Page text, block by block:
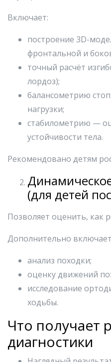
Включает:
построение 3D-
фронтальной и
точный расчёт
лордоз);
балансометрию
нагрузки;
стабилометрию —
устойчивости тела.
Рекомендовано детям
(для детей
Позволяет оценить, как
Дополнительно
анализ походки;
оценку движений
исследование
ходьбы.
Что получает
диагностики